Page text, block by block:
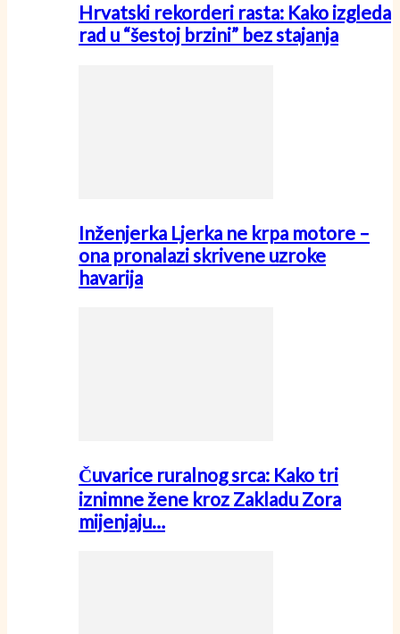
Hrvatski rekorderi rasta: Kako izgleda
rad u “šestoj brzini” bez stajanja
Inženjerka Ljerka ne krpa motore –
ona pronalazi skrivene uzroke
havarija
Čuvarice ruralnog srca: Kako tri
iznimne žene kroz Zakladu Zora
mijenjaju…